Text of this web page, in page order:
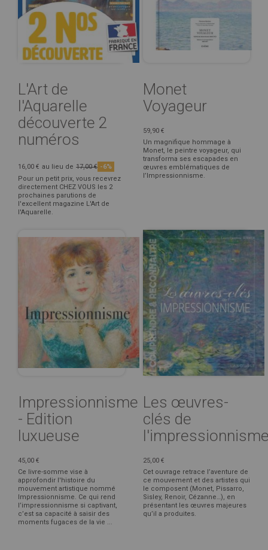
L'Art de
l'Aquarelle
découverte 2
numéros
16,00 € au lieu de 17,00 € -6%
Pour un petit prix, vous recevrez
directement CHEZ VOUS les 2
prochaines parutions de
l'excellent magazine L'Art de
l'Aquarelle.
Monet
Voyageur
59,90 €
Un magnifique hommage à
Monet, le peintre voyageur, qui
transforma ses escapades en
œuvres emblématiques de
l’Impressionnisme.
Impressionnisme
- Edition
luxueuse
45,00 €
Ce livre-somme vise à
approfondir l'histoire du
mouvement artistique nommé
Impressionnisme. Ce qui rend
l’impressionnisme si captivant,
c’est sa capacité à saisir des
moments fugaces de la vie ...
Les œuvres-
clés de
25,00 €
Cet ouvrage retrace l’aventure de
ce mouvement et des artistes qui
le composent (Monet, Pissarro,
Sisley, Renoir, Cézanne…), en
présentant les œuvres majeures
qu’il a produites.